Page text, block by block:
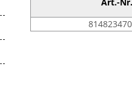
Art.-Nr.